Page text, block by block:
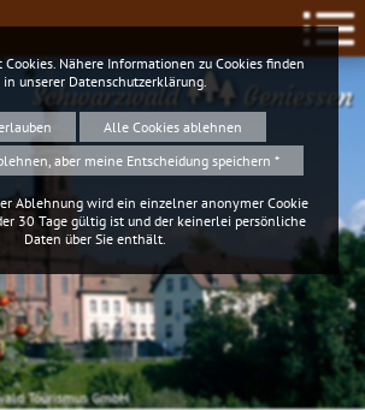
Schwarzwald Geniessen
Tourismus GmbH
Cookies. Nähere Informationen zu Cookies finden
in unserer Datenschutzerklärung.
Alle Cookies ablehnen
aber meine Entscheidung speichern *
Ablehnung wird ein einzelner anonymer Cookie
30 Tage gültig ist und der keinerlei persönliche
Daten über Sie enthält.